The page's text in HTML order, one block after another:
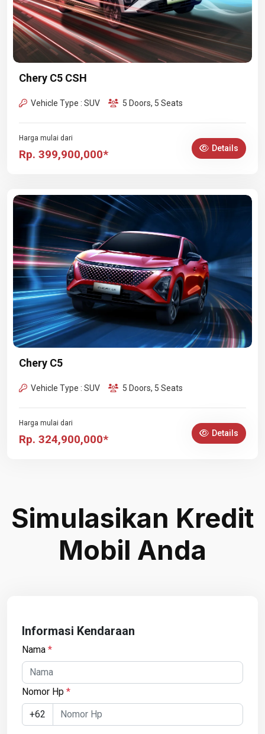
Chery C5 CSH
Vehicle Type : SUV 5 Doors, 5 Seats
Harga mulai dari
Rp. 399,900,000* Details
Chery C5
Vehicle Type : SUV 5 Doors, 5 Seats
Harga mulai dari
Rp. 324,900,000* Details
Simulasikan Kredit
Mobil Anda
Informasi Kendaraan
Nama *
Nomor Hp *
+62